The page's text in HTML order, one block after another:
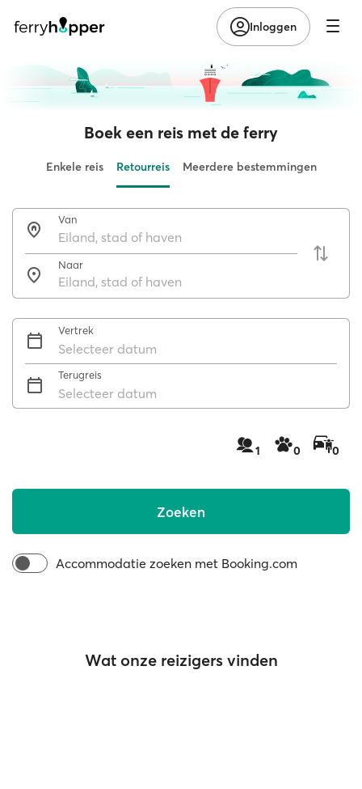
Inloggen
Boek een reis met de ferry
Enkele reis Retourreis Meerdere bestemmingen
Van
Naar
Vertrek
Selecteer datum
Terugreis
Selecteer datum
1 0 0
Zoeken
Accommodatie zoeken met Booking.com
Wat onze reizigers vinden